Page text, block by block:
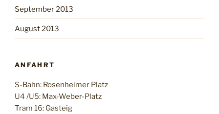
September 2013
August 2013
ANFAHRT
S-Bahn: Rosenheimer Platz
U4 /U5: Max-Weber-Platz
Tram 16: Gasteig